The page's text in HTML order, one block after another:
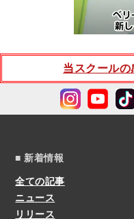
当スクールの
■ 新着情報
全ての記事
ニュース
リリース